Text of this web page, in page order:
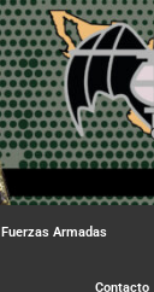
Fuerzas Armadas
Contacto